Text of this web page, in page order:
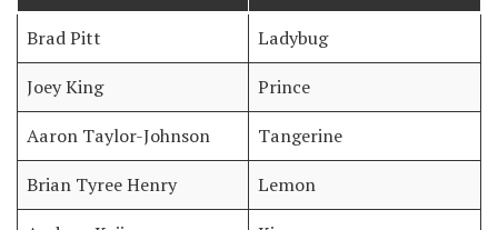
Brad Pitt
Ladybug
Joey King
Prince
Aaron Taylor-Johnson
Tangerine
Brian Tyree Henry
Lemon